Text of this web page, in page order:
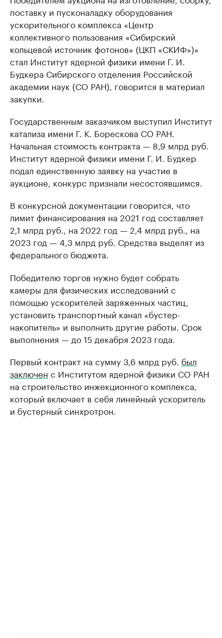
поставку и пусконаладку оборудования
ускорительного комплекса «Центр
коллективного пользования «Сибирский
кольцевой источник фотонов» (ЦКП «СКИФ»)»
стал Институт ядерной физики имени Г. И.
Будкера Сибирского отделения Российской
академии наук (СО РАН), говорится в материал
закупки.
Государственным заказчиком выступил Институт
катализа имени Г. К. Борескова СО РАН.
Начальная стоимость контракта — 8,9 млрд руб.
Институт ядерной физики имени Г. И. Будкер
подал единственную заявку на участие в
аукционе, конкурс признали несостоявшимся.
В конкурсной документации говорится, что
лимит финансирования на 2021 год составляет
2,1 млрд руб., на 2022 год — 2,4 млрд руб., на
2023 год — 4,3 млрд руб. Средства выделят из
федерального бюджета.
Победителю торгов нужно будет собрать
камеры для физических исследований с
помощью ускорителей заряженных частиц,
установить транспортный канал «бустер-
накопитель» и выполнить другие работы. Срок
выполнения — до 15 декабря 2023 года.
Первый контракт на сумму 3,6 млрд руб. был
заключен с Институтом ядерной физики СО РАН
на строительство инжекционного комплекса,
который включает в себя линейный ускоритель
и бустерный синхротрон.